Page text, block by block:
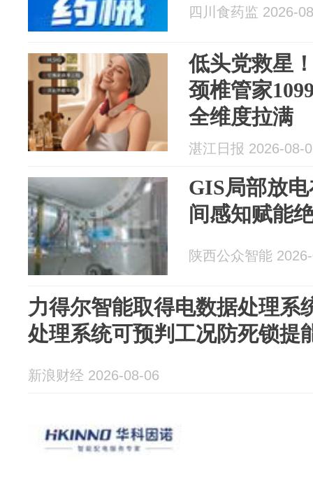
四川食药监 2026-
低头党救星
颈椎管家
全维度拉满
湛江日报 2026-08-
GIS局部放
间感知赋能
陕西公众智能
力得尔智能取得电数据处理系
处理系统可预判工况防死锁提
新浪财经 2026-08-06